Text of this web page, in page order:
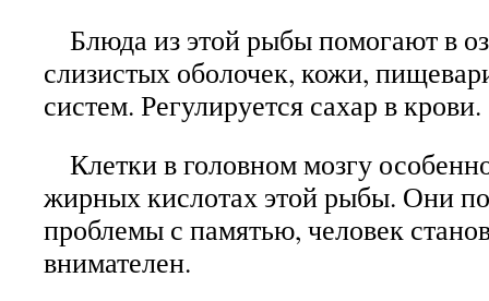
Блюда из этой рыбы помогают в
слизистых оболочек, кожи,
систем. Регулируется сахар в крови.
Клетки в головном мозгу
жирных кислотах этой рыбы. Они
проблемы с памятью, человек
внимателен.